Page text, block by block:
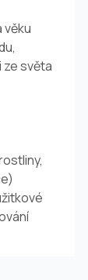
světa